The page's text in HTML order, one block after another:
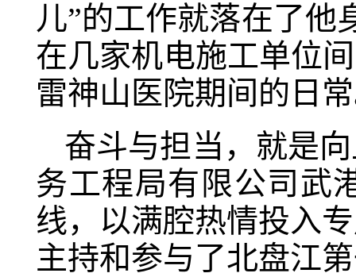
儿”的工作就落在了他
在几家机电施工单位
雷神山医院期间的日
奋斗与担当，就是
务工程局有限公司武
线，以满腔热情投入
主持和参与了北盘江